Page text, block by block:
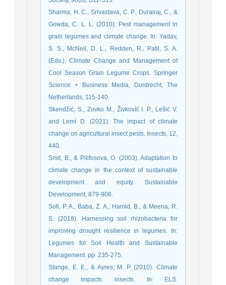
Sharma, H. C., Srivastava, C. P., Durairaj, C., &
Gowda, C. L. L. (2010). Pest management in
grain legumes and climate change. In: Yadav,
S. S., McNeil, D. L., Redden, R., Patil, S. A.
(Eds.), Climate Change and Management of
Cool Season Grain Legume Crops. Springer
Science + Business Media, Dordrecht, The
Netherlands, 115-140.
Skendžíć, S., Zovko M., Živkovíć I. P., Lešić V.
and Lemí D. (2021). The impact of climate
change on agricultural insect pests. Insects, 12,
440.
Smit, B., & Pilifosova, O. (2003). Adaptation to
climate change in the context of sustainable
development and equity. Sustainable
Development, 879-906.
Sofi, P. A., Baba, Z. A., Hamid, B., & Meena, R.
S. (2018). Harnessing soil rhizobacteria for
improving drought resilience in legumes. In:
Legumes for Soil Health and Sustainable
Management. pp. 235-275.
Stange, E. E., & Ayres, M. P. (2010). Climate
change impacts: insects. In: ELS.